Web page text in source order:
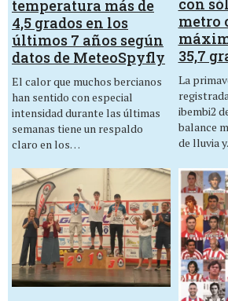
temperatura más de
4,5 grados en los
últimos 7 años según
datos de MeteoSpyfly
El calor que muchos bercianos
han sentido con especial
intensidad durante las últimas
semanas tiene un respaldo
claro en los…
metro
35,7
La
ibembi2
balance
de lluvia